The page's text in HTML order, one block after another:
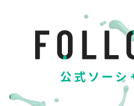
公式ソーシ